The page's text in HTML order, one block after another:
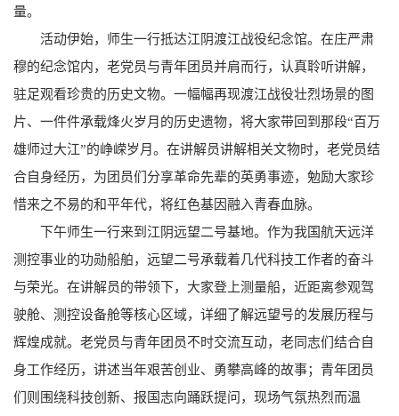
量。
活动伊始，师生一行抵达江阴渡江战役纪念馆。在庄严肃
穆的纪念馆内，老党员与青年团员并肩而行，认真聆听讲解，
驻足观看珍贵的历史文物。一幅幅再现渡江战役壮烈场景的图
片、一件件承载烽火岁月的历史遗物，将大家带回到那段“百万
雄师过大江”的峥嵘岁月。在讲解员讲解相关文物时，老党员结
合自身经历，为团员们分享革命先辈的英勇事迹，勉励大家珍
惜来之不易的和平年代，将红色基因融入青春血脉。
下午师生一行来到江阴远望二号基地。作为我国航天远洋
测控事业的功勋船舶，远望二号承载着几代科技工作者的奋斗
与荣光。在讲解员的带领下，大家登上测量船，近距离参观驾
驶舱、测控设备舱等核心区域，详细了解远望号的发展历程与
辉煌成就。老党员与青年团员不时交流互动，老同志们结合自
身工作经历，讲述当年艰苦创业、勇攀高峰的故事；青年团员
们则围绕科技创新、报国志向踊跃提问，现场气氛热烈而温